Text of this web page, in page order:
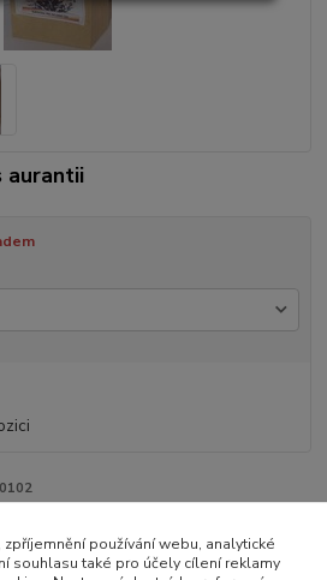
aurantii
používání webu, analytické
souhlasu také pro účely cílení reklamy